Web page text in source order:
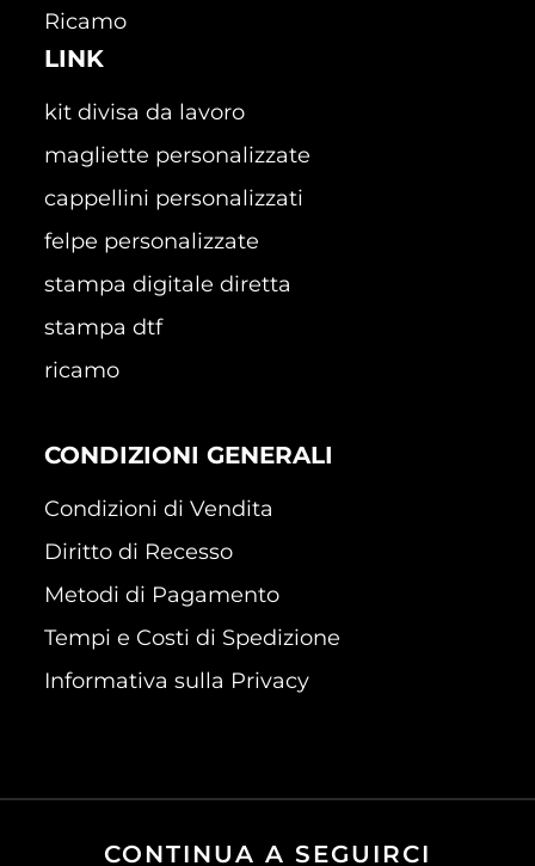
Ricamo
LINK
kit divisa da lavoro
magliette personalizzate
cappellini personalizzati
felpe personalizzate
stampa digitale diretta
stampa dtf
ricamo
CONDIZIONI GENERALI
Condizioni di Vendita
Diritto di Recesso
Metodi di Pagamento
Tempi e Costi di Spedizione
Informativa sulla Privacy
CONTINUA A SEGUIRCI